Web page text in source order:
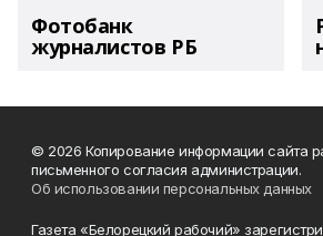
Фотобанк
журналистов РБ
© 2026 Копирование информации сайта
письменного согласия администрации.
Об использовании персональных данных
Газета «Белорецкий рабочий»